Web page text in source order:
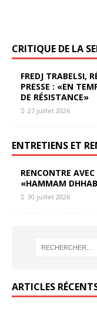
CRITIQUE DE LA
FREDJ TRABELSI,
PRESSE : «EN
DE RÉSISTANCE»
27 juillet 2026
ENTRETIENS ET
RENCONTRE
«HAMMAM
30 juillet 2026
ARTICLES